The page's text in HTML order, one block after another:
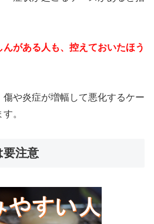
がある人も、控えておいたほう
傷や炎症が増幅して悪化するケー
。
要注意